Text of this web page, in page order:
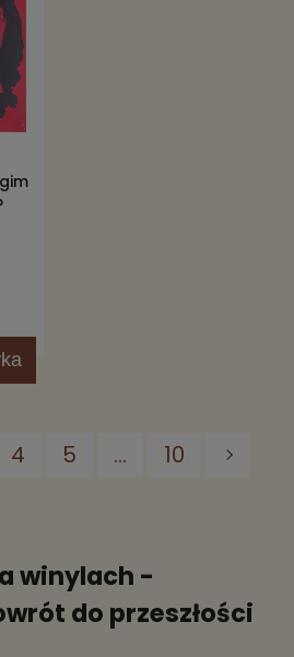
4 5 ... 10
winylach -
do przeszłości